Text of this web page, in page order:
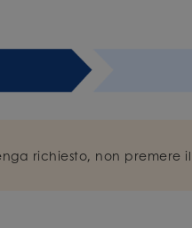
richiesto, non